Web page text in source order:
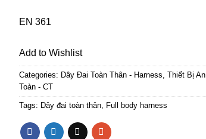
EN 361
Add to Wishlist
Categories: Dây Đai Toàn Thân - Harness, Thiết Bị An
Toàn - CT
Tags: Dây đai toàn thân, Full body harness